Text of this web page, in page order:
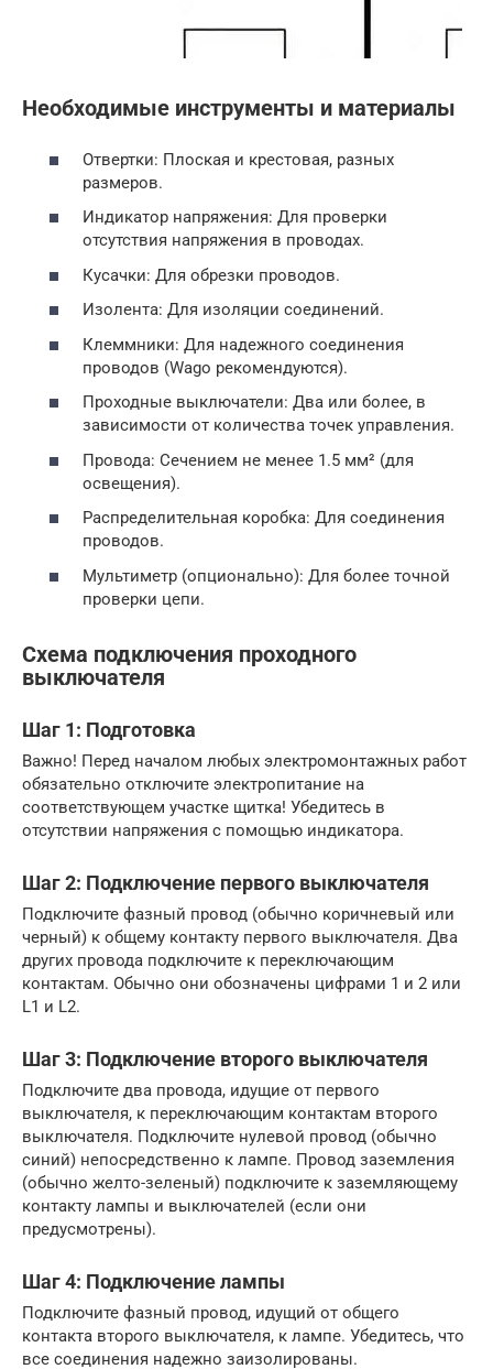
Необходимые инструменты и материалы
Отвертки: Плоская и крестовая, разных
размеров.
Индикатор напряжения: Для проверки
отсутствия напряжения в проводах.
Кусачки: Для обрезки проводов.
Изолента: Для изоляции соединений.
Клеммники: Для надежного соединения
проводов (Wago рекомендуются).
Проходные выключатели: Два или более, в
зависимости от количества точек управления.
Провода: Сечением не менее 1.5 мм² (для
освещения).
Распределительная коробка: Для соединения
проводов.
Мультиметр (опционально): Для более точной
проверки цепи.
Схема подключения проходного
выключателя
Шаг 1: Подготовка
Важно! Перед началом любых электромонтажных работ
обязательно отключите электропитание на
соответствующем участке щитка! Убедитесь в
отсутствии напряжения с помощью индикатора.
Шаг 2: Подключение первого выключателя
Подключите фазный провод (обычно коричневый или
черный) к общему контакту первого выключателя. Два
других провода подключите к переключающим
контактам. Обычно они обозначены цифрами 1 и 2 или
L1 и L2.
Шаг 3: Подключение второго выключателя
Подключите два провода, идущие от первого
выключателя, к переключающим контактам второго
выключателя. Подключите нулевой провод (обычно
синий) непосредственно к лампе. Провод заземления
(обычно желто-зеленый) подключите к заземляющему
контакту лампы и выключателей (если они
предусмотрены).
Шаг 4: Подключение лампы
Подключите фазный провод, идущий от общего
контакта второго выключателя, к лампе. Убедитесь, что
все соединения надежно заизолированы.